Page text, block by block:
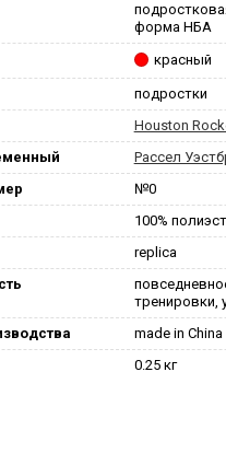
форма НБА
красный
подростки
Houston
Рассел
№0
100%
replica
тренировки,
made in China
0.25 кг